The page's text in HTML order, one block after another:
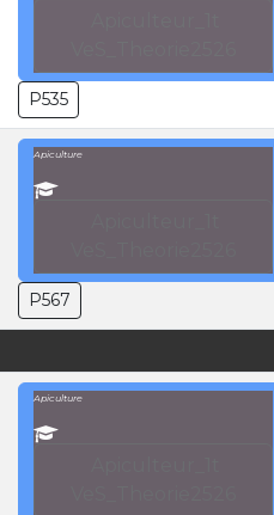
P535
Apiculture
P567
Apiculture